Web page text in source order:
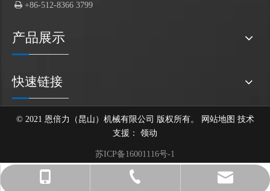
+86 139-6265-9760
+86-512-8366 3399
After-sales@enbl-grabs.com
 +86-512-8366 3799
产品展示
快速链接
© 2021 恩倍力（昆山）机械有限公司 版权所有。 网站地图 技术
支援： 领动
苏ICP备16001116号-1